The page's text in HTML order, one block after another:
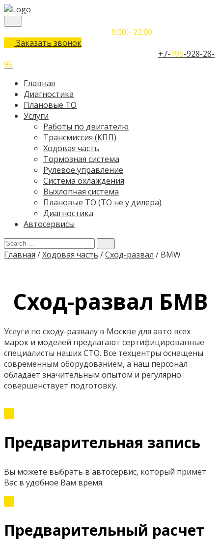
9:00 - 22:00
Заказать звонок
+7-495-928-28-
95
Главная
Диагностика
Плановые ТО
Услуги
Работы по двигателю
Трансмиссия (КПП)
Ходовая часть
Тормозная система
Рулевое управление
Система охлаждения
Выхлопная система
Плановые ТО (ТО не у дилера)
Диагностика
Автосервисы
Главная /Ходовая часть /Сход-развал / BMW
Сход-развал БМВ
Услуги по сходу-развалу в Москве для авто всех
марок и моделей предлагают сертифицированные
специалисты наших СТО. Все техцентры оснащены
современным оборудованием, а наш персонал
обладает значительным опытом и регулярно
совершенствует подготовку.
Предварительная запись
Вы можете выбрать в автосервис, который примет
Вас в удобное Вам время.
Предварительный расчет